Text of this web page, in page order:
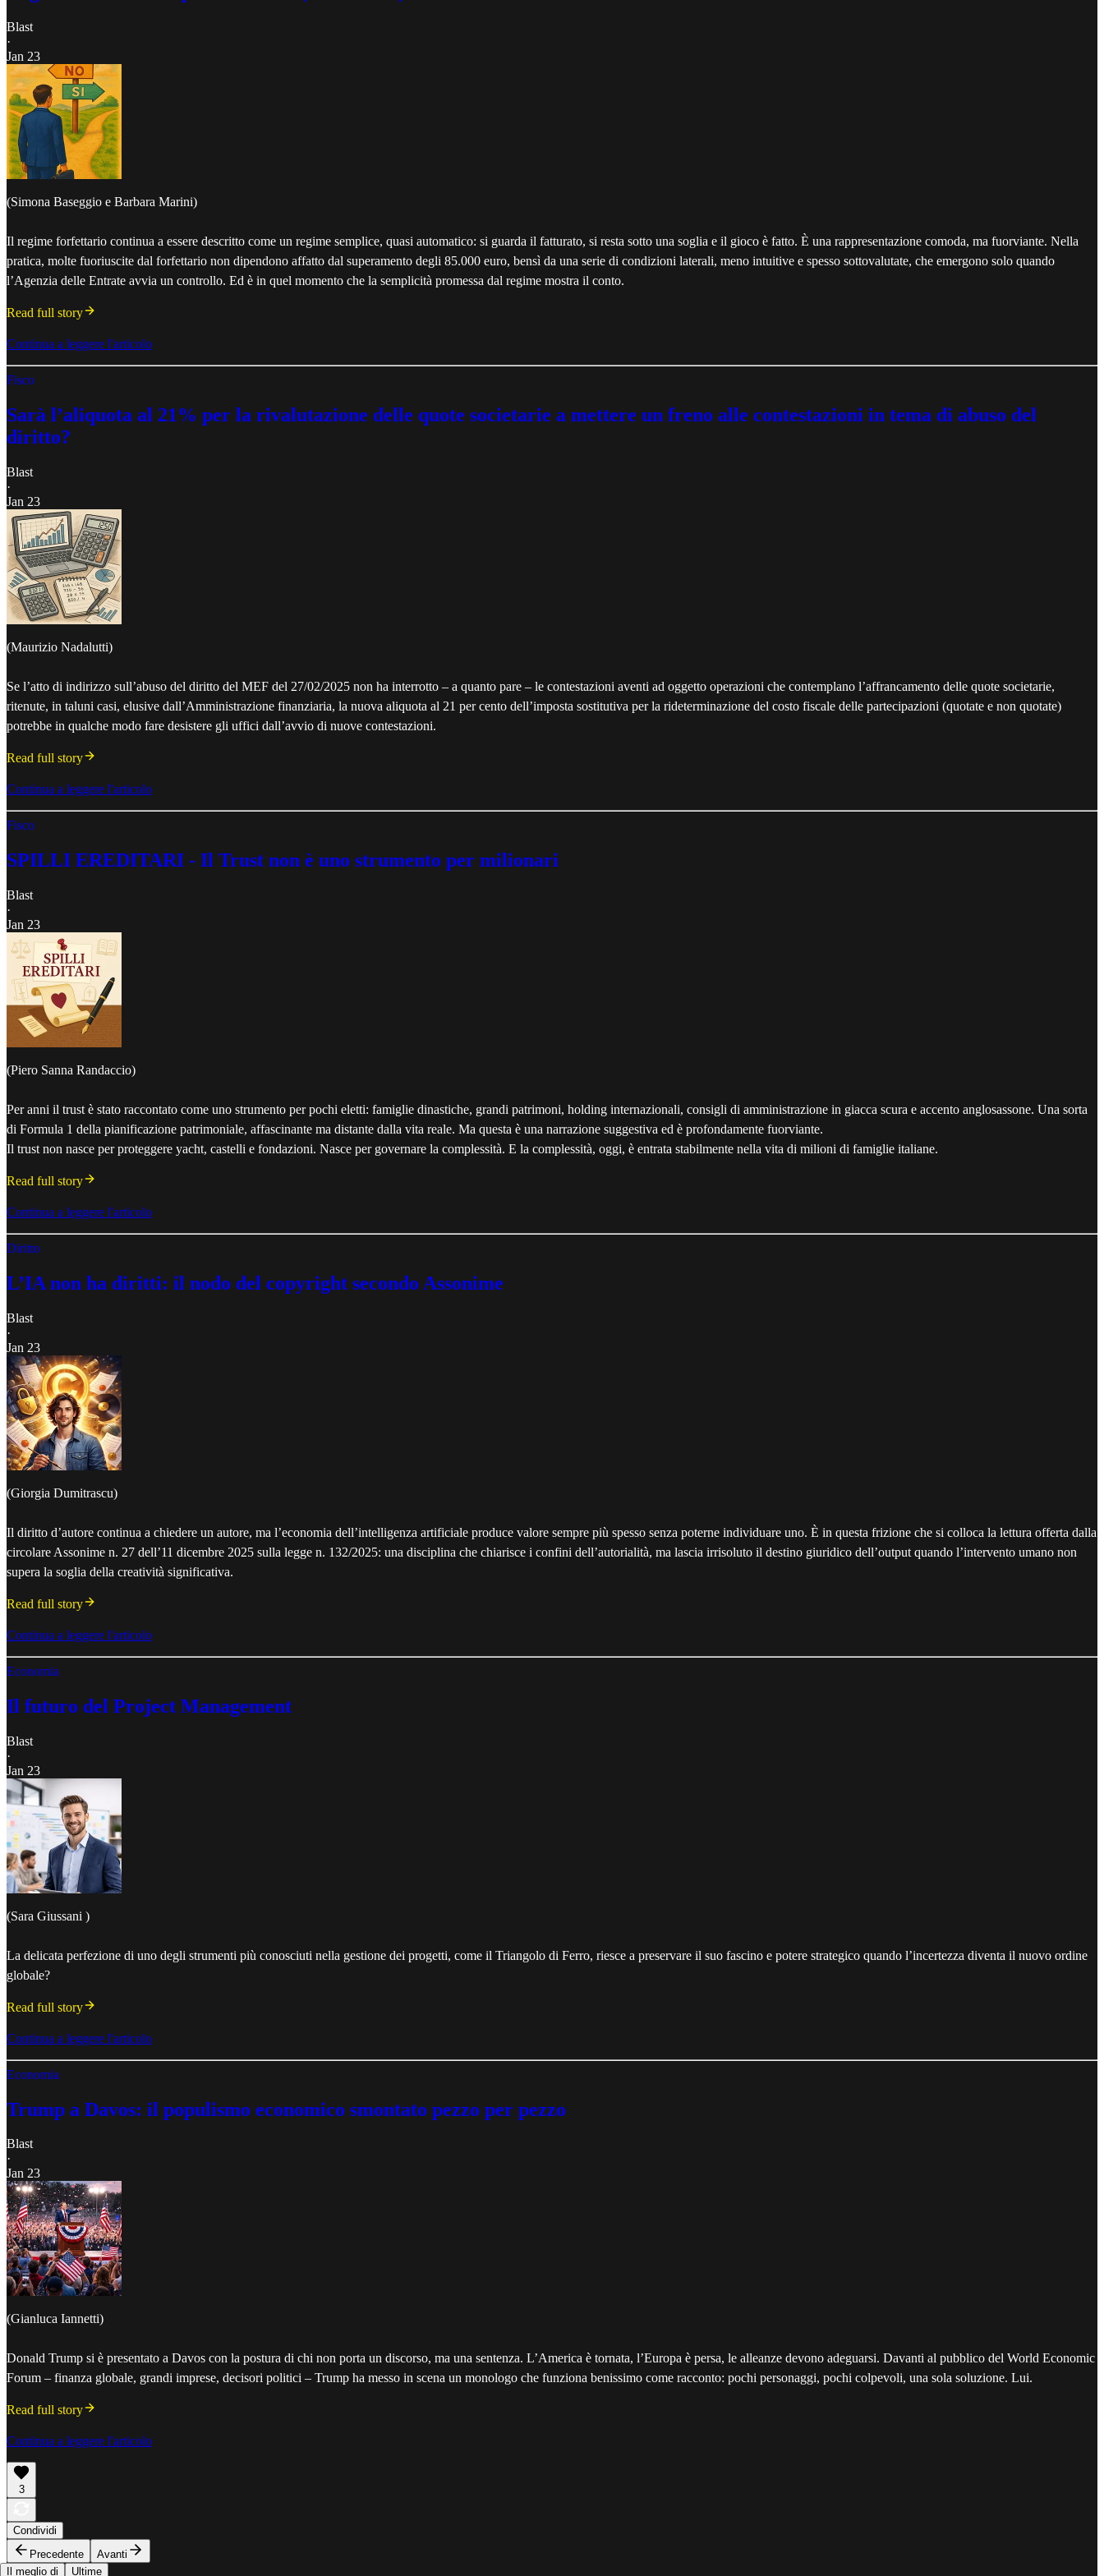
Blast
·
Jan 23
(Simona Baseggio e Barbara Marini)
Il regime forfettario continua a essere descritto come un regime semplice, quasi automatico: si guarda il fatturato, si resta sotto una soglia e il gioco è fatto. È una rappresentazione comoda, ma fuorviante. Nella
pratica, molte fuoriuscite dal forfettario non dipendono affatto dal superamento degli 85.000 euro, bensì da una serie di condizioni laterali, meno intuitive e spesso sottovalutate, che emergono solo quando
l’Agenzia delle Entrate avvia un controllo. Ed è in quel momento che la semplicità promessa dal regime mostra il conto.
Read full story
Continua a leggere l'articolo
Fisco
Sarà l’aliquota al 21% per la rivalutazione delle quote societarie a mettere un freno alle contestazioni in tema di abuso del
diritto?
Blast
·
Jan 23
(Maurizio Nadalutti)
Se l’atto di indirizzo sull’abuso del diritto del MEF del 27/02/2025 non ha interrotto – a quanto pare – le contestazioni aventi ad oggetto operazioni che contemplano l’affrancamento delle quote societarie,
ritenute, in taluni casi, elusive dall’Amministrazione finanziaria, la nuova aliquota al 21 per cento dell’imposta sostitutiva per la rideterminazione del costo fiscale delle partecipazioni (quotate e non quotate)
potrebbe in qualche modo fare desistere gli uffici dall’avvio di nuove contestazioni.
Read full story
Continua a leggere l'articolo
Fisco
SPILLI EREDITARI - Il Trust non è uno strumento per milionari
Blast
·
Jan 23
(Piero Sanna Randaccio)
Per anni il trust è stato raccontato come uno strumento per pochi eletti: famiglie dinastiche, grandi patrimoni, holding internazionali, consigli di amministrazione in giacca scura e accento anglosassone. Una sorta
di Formula 1 della pianificazione patrimoniale, affascinante ma distante dalla vita reale. Ma questa è una narrazione suggestiva ed è profondamente fuorviante.
Il trust non nasce per proteggere yacht, castelli e fondazioni. Nasce per governare la complessità. E la complessità, oggi, è entrata stabilmente nella vita di milioni di famiglie italiane.
Read full story
Continua a leggere l'articolo
Diritto
L’IA non ha diritti: il nodo del copyright secondo Assonime
Blast
·
Jan 23
(Giorgia Dumitrascu)
Il diritto d’autore continua a chiedere un autore, ma l’economia dell’intelligenza artificiale produce valore sempre più spesso senza poterne individuare uno. È in questa frizione che si colloca la lettura offerta dalla
circolare Assonime n. 27 dell’11 dicembre 2025 sulla legge n. 132/2025: una disciplina che chiarisce i confini dell’autorialità, ma lascia irrisoluto il destino giuridico dell’output quando l’intervento umano non
supera la soglia della creatività significativa.
Read full story
Continua a leggere l'articolo
Economia
Il futuro del Project Management
Blast
·
Jan 23
(Sara Giussani )
La delicata perfezione di uno degli strumenti più conosciuti nella gestione dei progetti, come il Triangolo di Ferro, riesce a preservare il suo fascino e potere strategico quando l’incertezza diventa il nuovo ordine
globale?
Read full story
Continua a leggere l'articolo
Economia
Trump a Davos: il populismo economico smontato pezzo per pezzo
Blast
·
Jan 23
(Gianluca Iannetti)
Donald Trump si è presentato a Davos con la postura di chi non porta un discorso, ma una sentenza. L’America è tornata, l’Europa è persa, le alleanze devono adeguarsi. Davanti al pubblico del World Economic
Forum – finanza globale, grandi imprese, decisori politici – Trump ha messo in scena un monologo che funziona benissimo come racconto: pochi personaggi, pochi colpevoli, una sola soluzione. Lui.
Read full story
Continua a leggere l'articolo
3
Condividi
Precedente
Avanti
Il meglio di
Ultime